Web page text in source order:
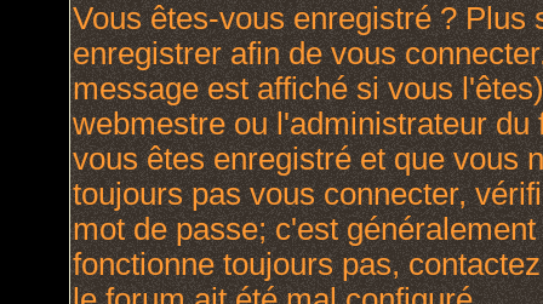
Vous êtes-vous enregistré ? Plus
enregistrer afin de vous
message est affiché si vous
webmestre ou l'administrateur
vous êtes enregistré et que vous
toujours pas vous connecter,
mot de passe; c'est
fonctionne toujours pas,